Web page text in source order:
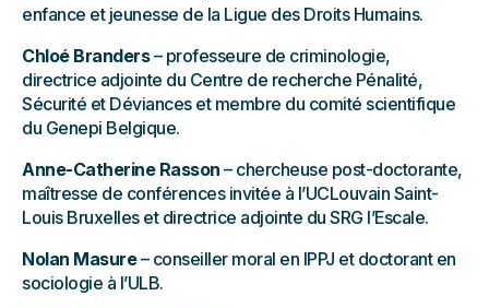
enfance et jeunesse de la Ligue des Droits Humains.
Chloé Branders– professeure de criminologie,
directrice adjointe du Centre de recherche Pénalité,
Sécurité et Déviances et membre du comité scientifique
du Genepi Belgique.
Anne-Catherine Rasson – chercheuse post-doctorante,
maîtresse de conférences invitée à l’UCLouvain Saint-
Louis Bruxelles et directrice adjointe du SRG l’Escale.
Nolan Masure– conseiller moral en IPPJ et doctorant en
sociologie à l’ULB.